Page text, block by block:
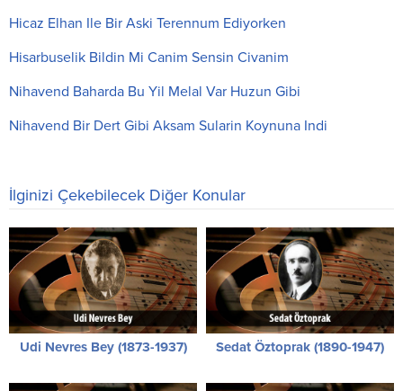
Hicaz Elhan Ile Bir Aski Terennum Ediyorken
Hisarbuselik Bildin Mi Canim Sensin Civanim
Nihavend Baharda Bu Yil Melal Var Huzun Gibi
Nihavend Bir Dert Gibi Aksam Sularin Koynuna Indi
İlginizi Çekebilecek Diğer Konular
Udi Nevres Bey (1873-1937) Sedat Öztoprak (1890-1947)